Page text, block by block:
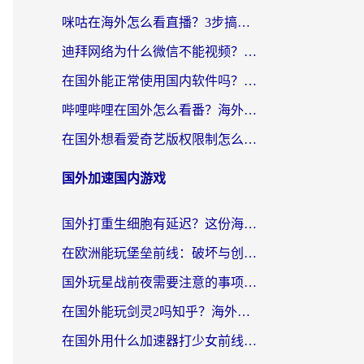
咪咕在海外怎么看直播？3步搞定地域限制，还能畅看腾讯视频与国内热剧
迪拜网络为什么微信不能视频？海外党必看的回国加速全攻略
在国外能正常使用国内软件吗？海外党亲测有效的无缝访问指南
哔哩哔哩在国外怎么看番？海外党追剧看片的终极解决方案
在国外想看爱奇艺版权限制怎么办？海外华人必看的追剧自由指南
国外加速国内游戏
国外打重生细胞有延迟？这份海外畅玩国服游戏加速器终极指南请收好
在欧洲能玩堡垒前线：破坏与创造吗？海外党国服游戏不卡顿的秘密
国外玩星战前夜需要注意的事项：一份来自老玩家的网络生存指南
在国外能玩剑灵2吗知乎？海外党亲测有效的国服游戏加速指南
在国外用什么加速器打少女前线：云图计划不卡？一个老玩家的掏心分享